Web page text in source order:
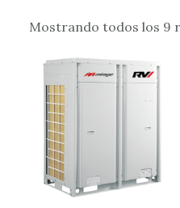
Mostrando todos los 9